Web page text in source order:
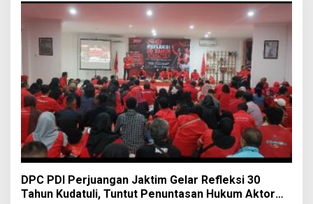
DPC PDI Perjuangan Jaktim Gelar Refleksi 30
Tahun Kudatuli, Tuntut Penuntasan Hukum Aktor